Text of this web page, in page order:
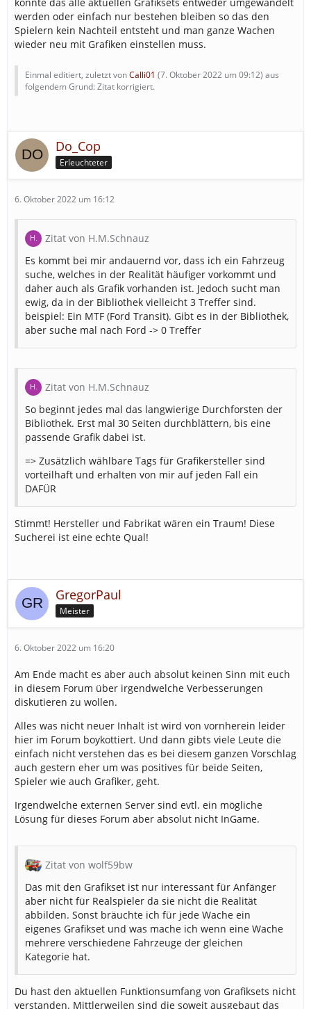
werden oder einfach nur bestehen bleiben so das den
Spielern kein Nachteil entsteht und man ganze Wachen
wieder neu mit Grafiken einstellen muss.
Einmal editiert, zuletzt vonCalli01 (7. Oktober 2022 um 09:12) aus
folgendem Grund: Zitat korrigiert.
Do_Cop
Erleuchteter
6. Oktober 2022 um 16:12
Zitat von H.M.Schnauz
Es kommt bei mir andauernd vor, dass ich ein Fahrzeug
suche, welches in der Realität häufiger vorkommt und
daher auch als Grafik vorhanden ist. Jedoch sucht man
ewig, da in der Bibliothek vielleicht 3 Treffer sind.
beispiel: Ein MTF (Ford Transit). Gibt es in der Bibliothek,
aber suche mal nach Ford -> 0 Treffer
Zitat von H.M.Schnauz
So beginnt jedes mal das langwierige Durchforsten der
Bibliothek. Erst mal 30 Seiten durchblättern, bis eine
passende Grafik dabei ist.
=> Zusätzlich wählbare Tags für Grafikersteller sind
vorteilhaft und erhalten von mir auf jeden Fall ein
DAFÜR
Stimmt! Hersteller und Fabrikat wären ein Traum! Diese
Sucherei ist eine echte Qual!
GregorPaul
Meister
6. Oktober 2022 um 16:20
Am Ende macht es aber auch absolut keinen Sinn mit euch
in diesem Forum über irgendwelche Verbesserungen
diskutieren zu wollen.
Alles was nicht neuer Inhalt ist wird von vornherein leider
hier im Forum boykottiert. Und dann gibts viele Leute die
einfach nicht verstehen das es bei diesem ganzen Vorschlag
auch gestern eher um was positives für beide Seiten,
Spieler wie auch Grafiker, geht.
Irgendwelche externen Server sind evtl. ein mögliche
Lösung für dieses Forum aber absolut nicht InGame.
Zitat von wolf59bw
Das mit den Grafikset ist nur interessant für Anfänger
aber nicht für Realspieler da sie nicht die Realität
abbilden. Sonst bräuchte ich für jede Wache ein
eigenes Grafikset und was mache ich wenn eine Wache
mehrere verschiedene Fahrzeuge der gleichen
Kategorie hat.
Du hast den aktuellen Funktionsumfang von Grafiksets nicht
verstanden. Mittlerweilen sind die soweit ausgebaut das